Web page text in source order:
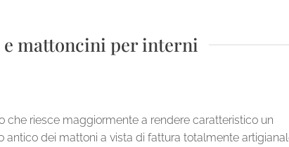
mattoncini per interni
che riesce maggiormente a rendere caratteristico un
dei mattoni a vista di fattura totalmente